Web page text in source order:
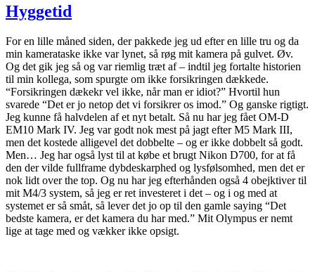
Hyggetid
For en lille måned siden, der pakkede jeg ud efter en lille tru og da
min kamerataske ikke var lynet, så røg mit kamera på gulvet. Øv.
Og det gik jeg så og var riemlig træt af – indtil jeg fortalte historien
til min kollega, som spurgte om ikke forsikringen dækkede.
“Forsikringen dækekr vel ikke, når man er idiot?” Hvortil hun
svarede “Det er jo netop det vi forsikrer os imod.” Og ganske rigtigt.
Jeg kunne få halvdelen af et nyt betalt. Så nu har jeg fået OM-D
EM10 Mark IV. Jeg var godt nok mest på jagt efter M5 Mark III,
men det kostede alligevel det dobbelte – og er ikke dobbelt så godt.
Men… Jeg har også lyst til at købe et brugt Nikon D700, for at få
den der vilde fullframe dybdeskarphed og lysfølsomhed, men det er
nok lidt over the top. Og nu har jeg efterhånden også 4 obejktiver til
mit M4/3 system, så jeg er ret investeret i det – og i og med at
systemet er så småt, så lever det jo op til den gamle saying “Det
bedste kamera, er det kamera du har med.” Mit Olympus er nemt
lige at tage med og vækker ikke opsigt.